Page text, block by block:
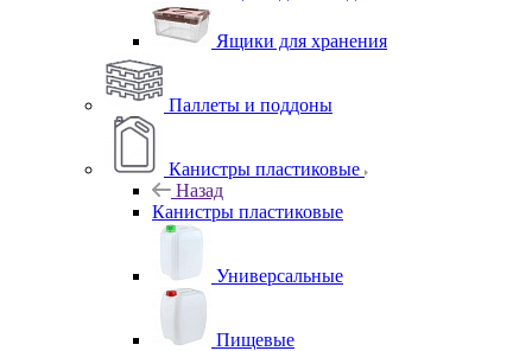
Ящики для хранения
Паллеты и поддоны
Канистры пластиковые
Назад
Канистры пластиковые
Универсальные
Пищевые